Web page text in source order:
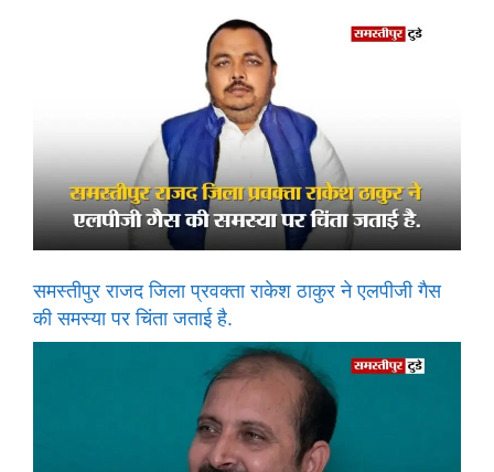
समस्तीपुर राजद जिला प्रवक्ता राकेश ठाकुर ने एलपीजी गैस
की समस्या पर चिंता जताई है.